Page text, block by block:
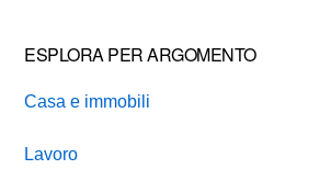
ESPLORA PER ARGOMENTO
Casa e immobili
Lavoro